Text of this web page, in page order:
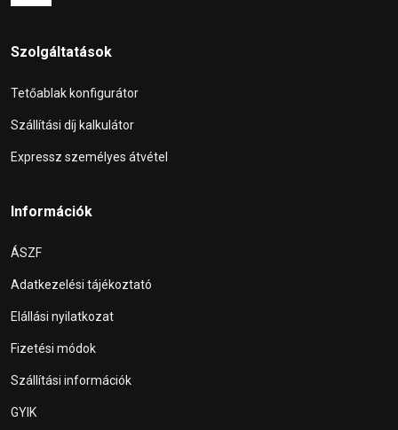
Szolgáltatások
Tetőablak konfigurátor
Szállítási díj kalkulátor
Expressz személyes átvétel
Információk
ÁSZF
Adatkezelési tájékoztató
Elállási nyilatkozat
Fizetési módok
Szállítási információk
GYIK